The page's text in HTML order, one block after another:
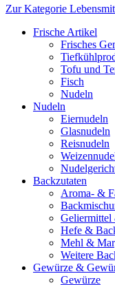
Zur Kategorie
Frische Artikel
Frisches
Tofu und
Fisch
Nudeln
Nudeln
Eiernudeln
Glasnudeln
Reisnudeln
Backzutaten
Aroma- &
Geliermittel
Hefe &
Mehl &
Weitere
Gewürze &
Gewürze